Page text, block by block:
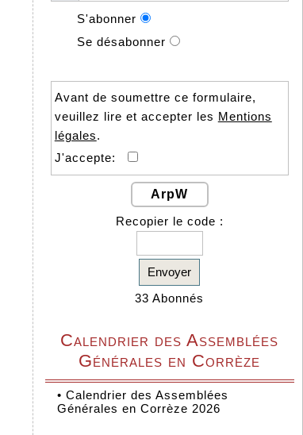
S'abonner
Se désabonner
Avant de soumettre ce formulaire,
veuillez lire et accepter les Mentions
légales.
J'accepte:
ArpW
Recopier le code :
Envoyer
33 Abonnés
Calendrier des Assemblées
Générales en Corrèze
• Calendrier des Assemblées
Générales en Corrèze 2026